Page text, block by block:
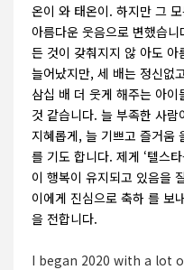
온이 와 태온이. 하지만 그
아름다운 웃음으로 변했습
든 것이 갖춰지지 않 아도
늘어났지만, 세 배는 정신없
삼십 배 더 웃게 해주는 아
것 같습니다. 늘 부족한 사
지혜롭게, 늘 기쁘고 즐거움
를 기도 합니다. 제게 ‘텔스
이 행복이 유지되고 있음을
이에게 진심으로 축하 를 보
을 전합니다.
I began 2020 with a lot